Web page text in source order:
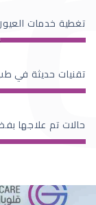
تغطية خدمات
تقنيات حديثة في
حالات تم علاجها